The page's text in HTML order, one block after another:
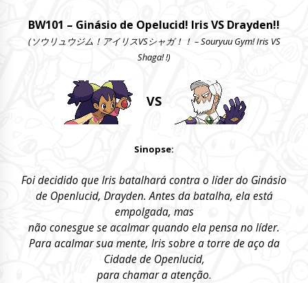
BW101 – Ginásio de Opelucid! Iris VS Drayden!!
(ソウリュウジム！アイリスVSシャガ！！ – Souryuu Gym! Iris VS
Shaga! !)
VS
Sinopse:
Foi decidido que Iris batalhará contra o líder do Ginásio
de Openlucid, Drayden. Antes da batalha, ela está
empolgada, mas
não conesgue se acalmar quando ela pensa no líder.
Para acalmar sua mente, Iris sobre a torre de aço da
Cidade de Openlucid,
para chamar a atenção.